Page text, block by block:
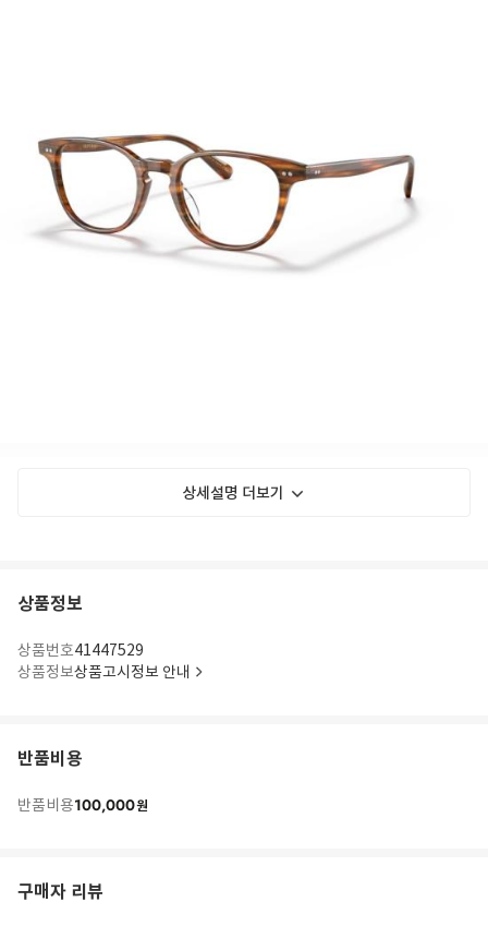
상세설명 더보기
상품정보
상품번호41447529
상품정보상품고시정보 안내
반품비용
반품비용100,000원
구매자 리뷰